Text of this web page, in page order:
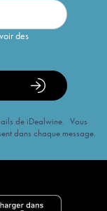
des
de iDealwine. Vous
dans chaque message.